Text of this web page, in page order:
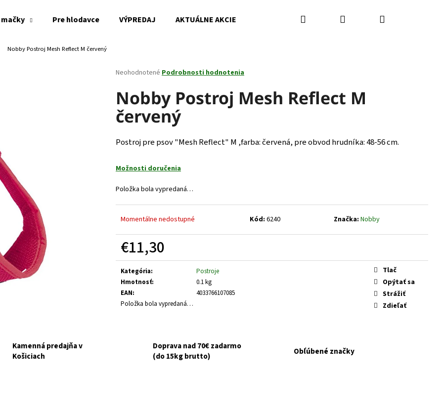
Pre hlodavce VÝPREDAJ AKTUÁLNE AKCIE Kamenná predajňa Kontakty
Hľadať PrihlásenieNákupný
Nobby Postroj Mesh Reflect M červený
Priemerné
produktu
je
0,0
z
hviezdičiek.
Neohodnotené Podrobnosti hodnotenia
Nobby Postroj Mesh Reflect M
červený
Postroj pre psov "Mesh Reflect" M ,farba: červená, pre obvod hrudníka: 48-56 cm.
Možnosti doručenia
Položka bola vypredaná…
Momentálne nedostupné Kód: 6240 Značka: Nobby
€11,30
Jednotková
cena:
Kategória:
Postroje
Hmotnosť:
0.1 kg
EAN:
4033766107085
Položka bola vypredaná…
Tlač
Opýtať sa
Strážiť
Zdieľať
Kamenná predajňa v
Košiciach
Doprava nad 70€ zadarmo
(do 15kg brutto)
Obľúbené značky
Čo potrebujete nájsť?
HĽADAŤ
HUMAC NATUR AFM PRÁŠOK 2,5 KG
€39,95
FELIX CAT ADULT KAPSIČKY FANTASTIC VÝBER
V ŽELÉ 44X85G
€16,90